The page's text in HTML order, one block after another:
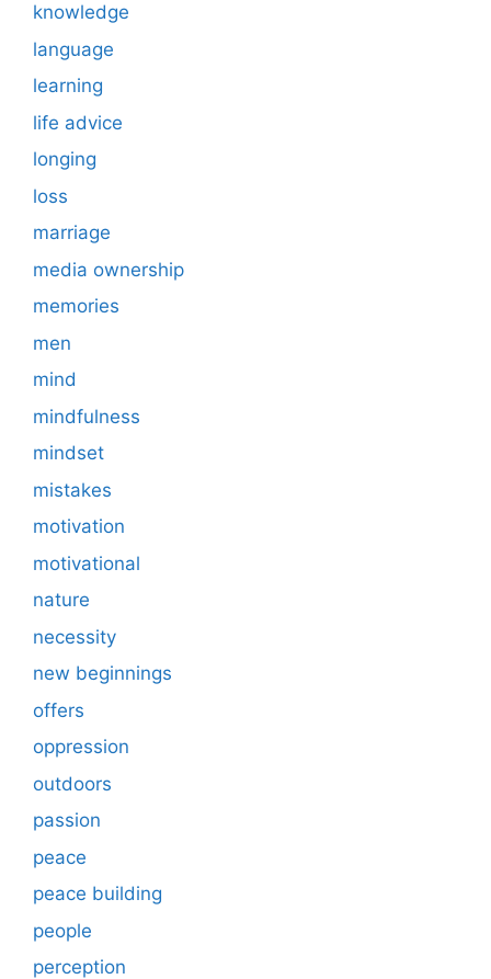
knowledge
language
learning
life advice
longing
loss
marriage
media ownership
memories
men
mind
mindfulness
mindset
mistakes
motivation
motivational
nature
necessity
new beginnings
offers
oppression
outdoors
passion
peace
peace building
people
perception